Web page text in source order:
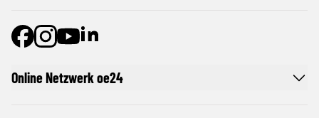
Online Netzwerk oe24